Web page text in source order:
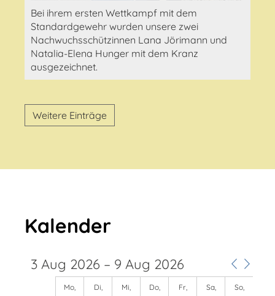
Bei ihrem ersten Wettkampf mit dem
Standardgewehr wurden unsere zwei
Nachwuchsschützinnen Lana Jörimann und
Natalia-Elena Hunger mit dem Kranz
ausgezeichnet.
Weitere Einträge
Kalender
3 Aug 2026 – 9 Aug 2026
Mo,
Di,
Mi,
Do,
Fr,
Sa,
So,
100
500
6